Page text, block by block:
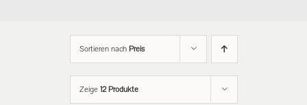
Sortieren nach Preis
Zeige 12 Produkte